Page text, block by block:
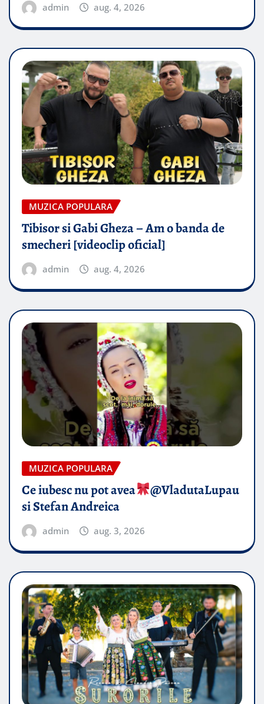
admin aug. 4, 2026
MUZICA POPULARA
Tibisor si Gabi Gheza – Am o banda de
smecheri [videoclip oficial]
admin aug. 4, 2026
MUZICA POPULARA
Ce iubesc nu pot avea
​@VladutaLupau
si Stefan Andreica
admin aug. 3, 2026